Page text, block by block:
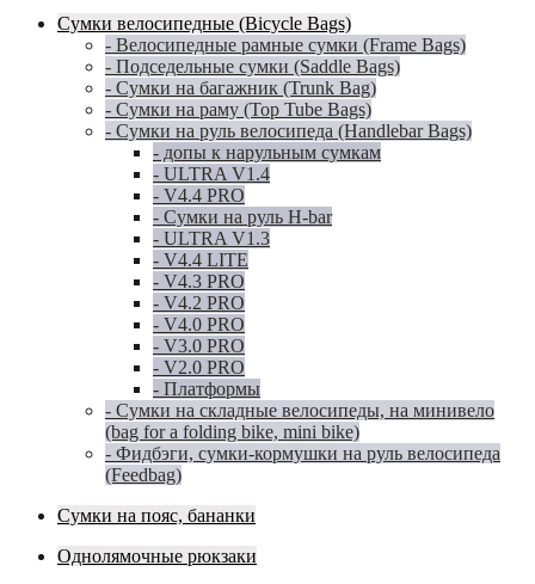
Сумки велосипедные (Bicycle Bags)
- Велосипедные рамные сумки (Frame Bags)
- Подседельные сумки (Saddle Bags)
- Сумки на багажник (Trunk Bag)
- Сумки на раму (Top Tube Bags)
- Сумки на руль велосипеда (Handlebar Bags)
- допы к нарульным сумкам
- ULTRA V1.4
- V4.4 PRO
- Сумки на руль H-bar
- ULTRA V1.3
- V4.4 LITE
- V4.3 PRO
- V4.2 PRO
- V4.0 PRO
- V3.0 PRO
- V2.0 PRO
- Платформы
- Сумки на складные велосипеды, на минивело
(bag for a folding bike, mini bike)
- Фидбэги, сумки-кормушки на руль велосипеда
(Feedbag)
Сумки на пояс, бананки
Однолямочные рюкзаки